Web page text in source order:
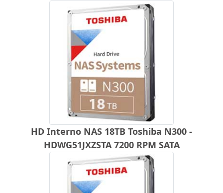
HD Interno NAS 18TB Toshiba N300 -
HDWG51JXZSTA 7200 RPM SATA